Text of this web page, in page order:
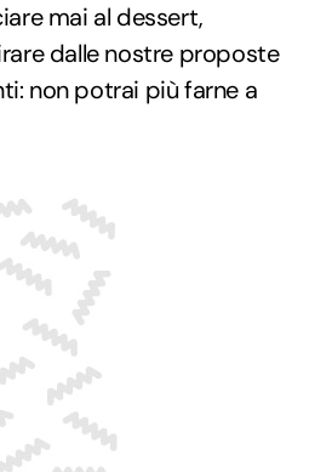
mai al dessert,
dalle nostre proposte
non potrai più farne a